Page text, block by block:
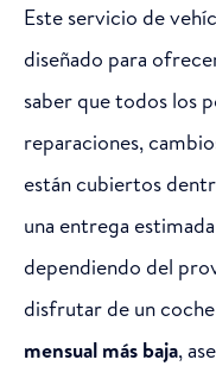
Este servicio de
diseñado para
saber que todos los
reparaciones,
están cubiertos
una entrega
dependiendo del
disfrutar de un
mensual más baja,